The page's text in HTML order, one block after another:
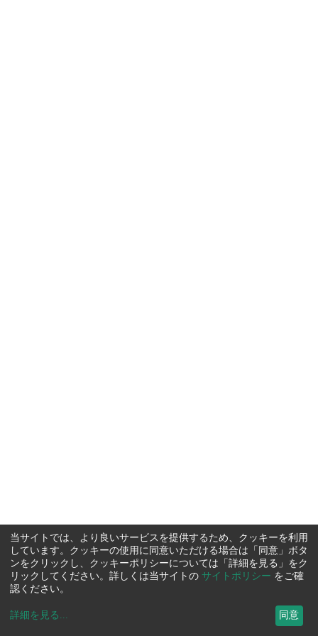
当サイトでは、より良いサービスを提供するため、クッキーを利用
しています。クッキーの使用に同意いただける場合は「同意」ボタ
ンをクリックし、クッキーポリシーについては「詳細を見る」をク
リックしてください。詳しくは当サイトの サイトポリシー をご確
認ください。
詳細を見る ... 同意